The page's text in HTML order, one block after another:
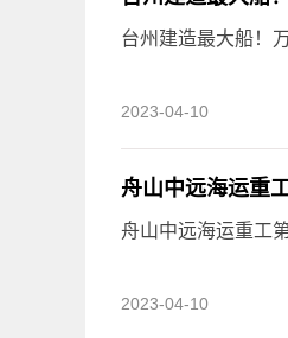
台州建造最大船！
2023-04-10
舟山中远海运重
舟山中远海运重工
2023-04-10